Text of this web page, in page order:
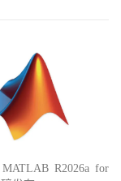
MATLAB R2026a for